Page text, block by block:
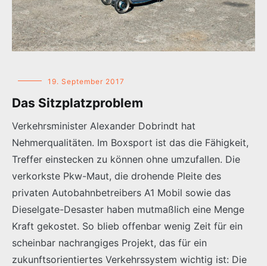
19. September 2017
Das Sitzplatzproblem
Verkehrsminister Alexander Dobrindt hat
Nehmerqualitäten. Im Boxsport ist das die Fähigkeit,
Treffer einstecken zu können ohne umzufallen. Die
verkorkste Pkw-Maut, die drohende Pleite des
privaten Autobahnbetreibers A1 Mobil sowie das
Dieselgate-Desaster haben mutmaßlich eine Menge
Kraft gekostet. So blieb offenbar wenig Zeit für ein
scheinbar nachrangiges Projekt, das für ein
zukunftsorientiertes Verkehrssystem wichtig ist: Die